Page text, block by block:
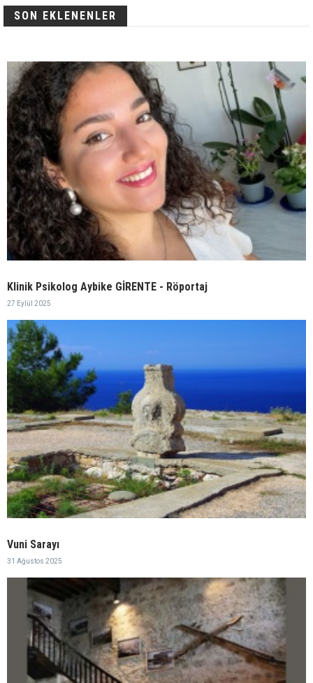
SON EKLENENLER
Klinik Psikolog Aybike GİRENTE - Röportaj
27 Eylül 2025
Vuni Sarayı
31 Ağustos 2025